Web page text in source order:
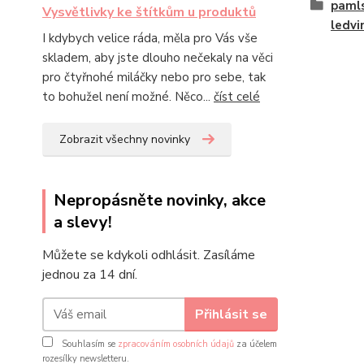
Vysvětlivky ke štítkům u produktů
I kdybych velice ráda, měla pro Vás vše
skladem, aby jste dlouho nečekaly na věci
pro čtyřnohé miláčky nebo pro sebe, tak
to bohužel není možné. Něco... číst celé
Zobrazit všechny novinky
Nepropásněte novinky, akce
a slevy!
Můžete se kdykoli odhlásit. Zasíláme
jednou za 14 dní.
Přihlásit se
Souhlasím se zpracováním osobních údajů za účelem
rozesílky newsletteru.